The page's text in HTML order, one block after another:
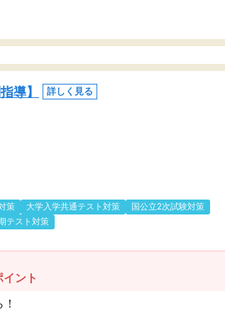
導】 詳しく見る
策 大学入学共通テスト対策
国公立2次試験対策
テスト対策
ント